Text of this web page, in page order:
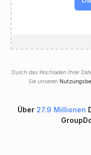
Durch das Hochladen Ihrer
Sie unseren
Über 27.9 Millionen